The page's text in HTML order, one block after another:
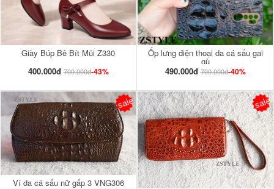
Giày Búp Bê Bít Mũi Z330
400.000đ 700.000đ-43%
Ốp lưng điện thoại da cá sấu gai
gù
490.000đ 700.000đ-40%
Ví da cá sấu nữ gấp 3 VNG306
sale sale